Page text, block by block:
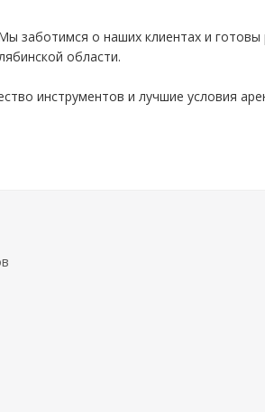
заботимся о наших клиентах и
области.
инструментов и лучшие условия